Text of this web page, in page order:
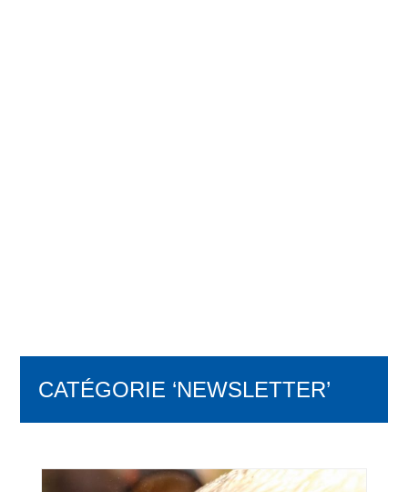
CATÉGORIE ‘NEWSLETTER’